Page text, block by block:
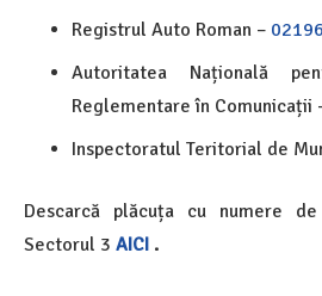
Registrul Auto Roman –
Autoritatea Națională
Reglementare în Comunicații
Inspectoratul Teritorial de
Descarcă plăcuța cu numere
Sectorul 3 AICI .